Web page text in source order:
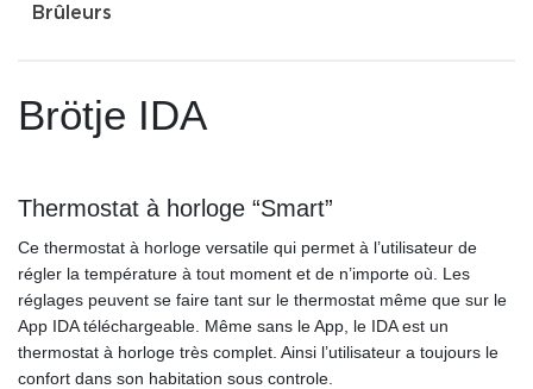
Brûleurs
Brötje IDA
Thermostat à horloge “Smart”
Ce thermostat à horloge versatile qui permet à l’utilisateur de
régler la température à tout moment et de n’importe où. Les
réglages peuvent se faire tant sur le thermostat même que sur le
App IDA téléchargeable. Même sans le App, le IDA est un
thermostat à horloge très complet. Ainsi l’utilisateur a toujours le
confort dans son habitation sous controle.